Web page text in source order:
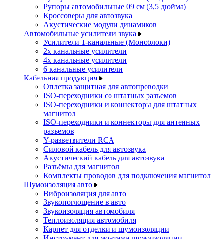
Рупоры автомобильные 09 см (3,5 дюйма)
Кроссоверы для автозвука
Акустические модули динамиков
Автомобильные усилители звука
Усилители 1-канальные (Моноблоки)
2х канальные усилители
4х канальные усилители
6 канальные усилители
Кабельная продукция
Оплетка защитная для автопроводки
ISO-переходники со штатных разъемов
ISO-переходники и коннекторы для штатных
магнитол
ISO-переходники и коннекторы для антенных
разъемов
Y-разветвители RCA
Силовой кабель для автозвука
Акустический кабель для автозвука
Разъёмы для магнитол
Комплекты проводов для подключения магнитол
Шумоизоляция авто
Виброизоляция для авто
Звукопоглощение в авто
Звукоизоляция автомобиля
Теплоизоляция автомобиля
Карпет для отделки и шумоизоляции